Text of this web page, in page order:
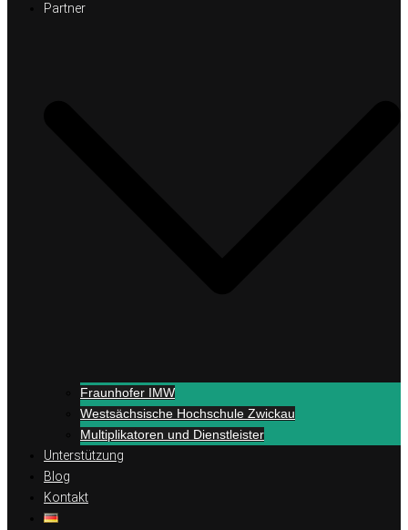
Partner
Fraunhofer IMW
Westsächsische Hochschule Zwickau
Multiplikatoren und Dienstleister
Unterstützung
Blog
Kontakt